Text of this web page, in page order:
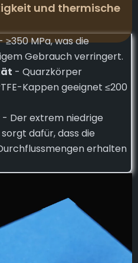
und thermische
MPa, was die
Gebrauch verringert.
- Quarzkörper
Kappen geeignet ≤200
- Der extrem niedrige
dafür, dass die
erhalten